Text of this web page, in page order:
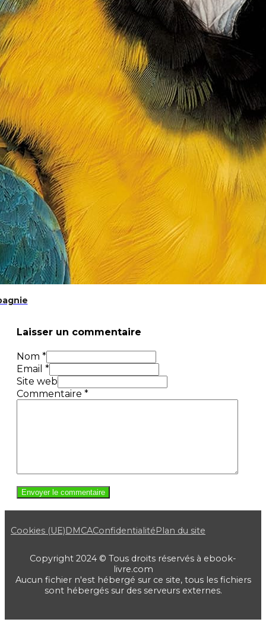
/ sportive passionné| 124 pages lignées | format
Laisser un commentaire
Nom *
Email *
Site web
Commentaire *
Cookies (UE)DMCAConfidentialitéPlan du site
Copyright 2024 © Tous droits réservés à ebook-
livre.com
Aucun fichier n'est hébergé sur ce site, tous les fichiers
sont hébergés sur des serveurs externes.